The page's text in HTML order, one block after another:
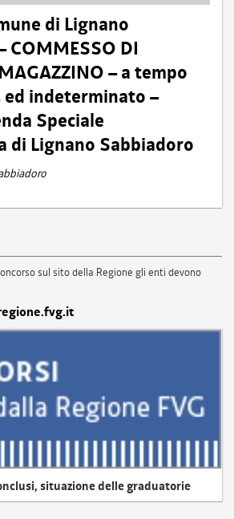
di Lignano
COMMESSO DI
– a tempo
ed indeterminato –
Speciale
di Lignano Sabbiadoro
sul sito della Regione gli enti devono
situazione delle graduatorie